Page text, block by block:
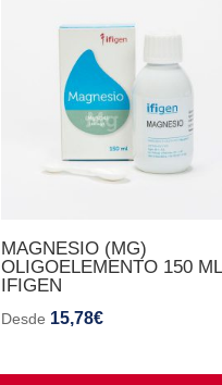
MAGNESIO (MG)
OLIGOELEMENTO 150 ML
IFIGEN
Desde 15,78€